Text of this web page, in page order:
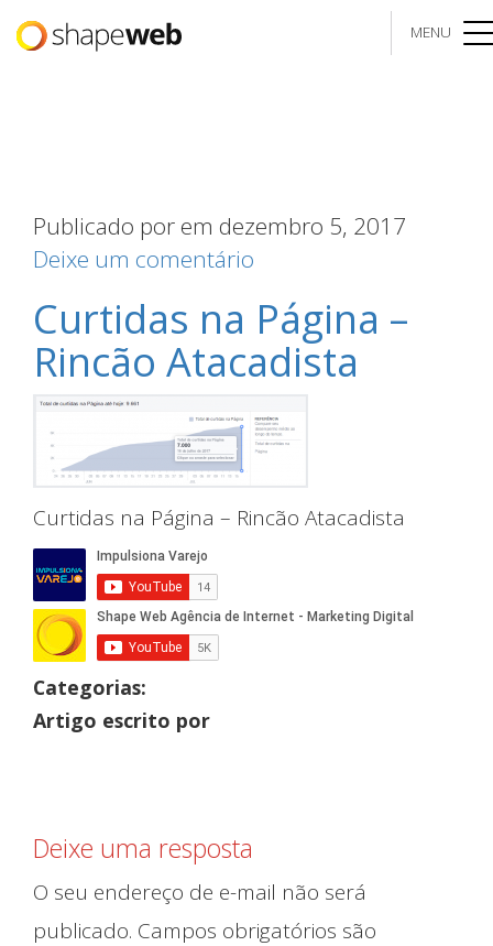
MENU
Publicado por em dezembro 5, 2017
Deixe um comentário
Curtidas na Página –
Rincão Atacadista
Curtidas na Página – Rincão Atacadista
Categorias:
Artigo escrito por
Deixe uma resposta
O seu endereço de e-mail não será
publicado. Campos obrigatórios são